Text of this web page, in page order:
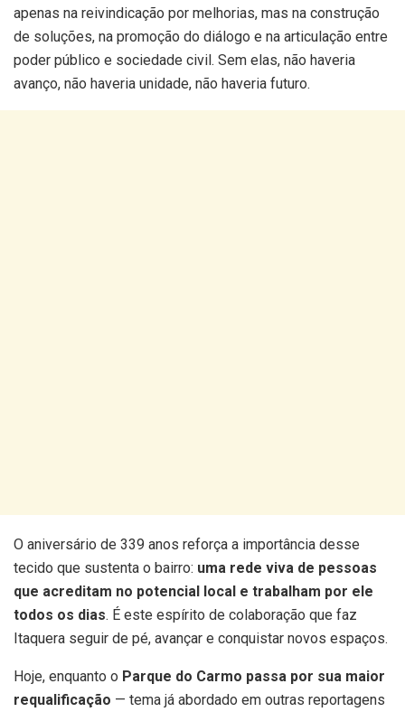
apenas na reivindicação por melhorias, mas na construção
de soluções, na promoção do diálogo e na articulação entre
poder público e sociedade civil. Sem elas, não haveria
avanço, não haveria unidade, não haveria futuro.
O aniversário de 339 anos reforça a importância desse
tecido que sustenta o bairro: uma rede viva de pessoas
que acreditam no potencial local e trabalham por ele
todos os dias. É este espírito de colaboração que faz
Itaquera seguir de pé, avançar e conquistar novos espaços.
Hoje, enquanto o Parque do Carmo passa por sua maior
requalificação — tema já abordado em outras reportagens